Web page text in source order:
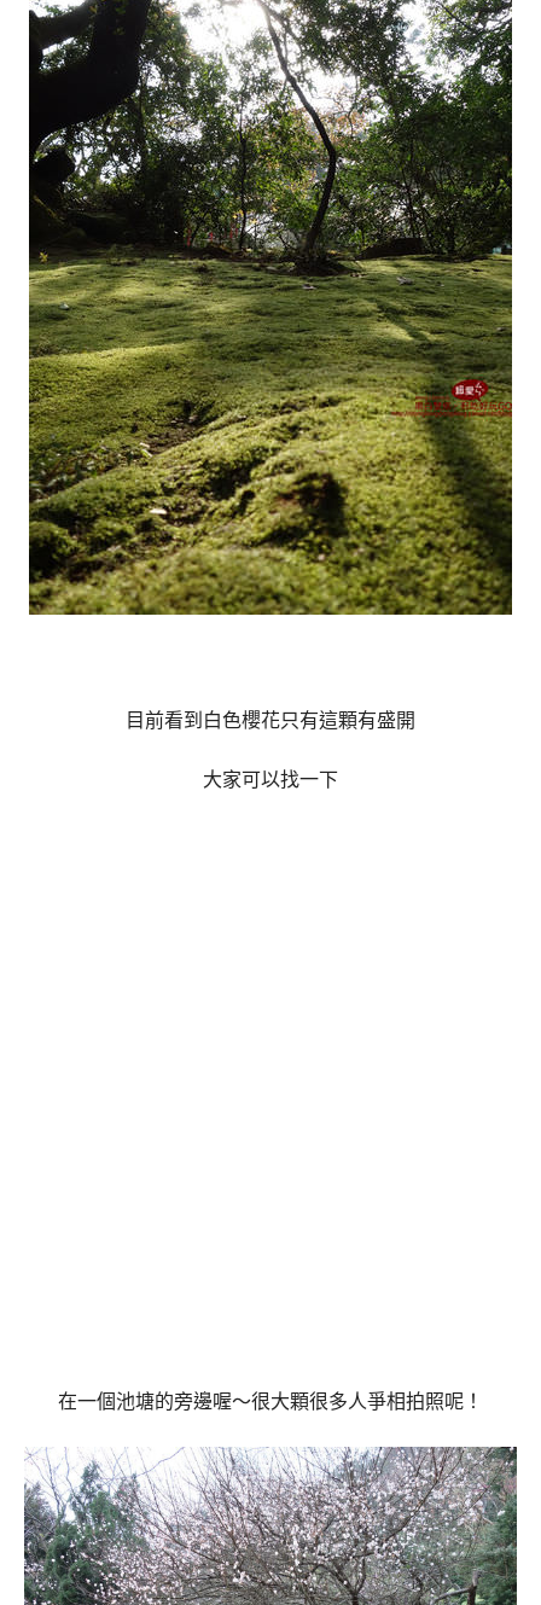
目前看到白色櫻花只有這顆有盛開
大家可以找一下
在一個池塘的旁邊喔～很大顆很多人爭相拍照呢！